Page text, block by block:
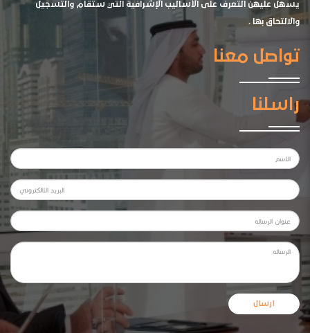
يسهل عليهن التعرف على الأساليب الإشرافية التي ستقام والتسجيل
والالتحاق بها .
تواصل معنا
راسلنا
ارسال